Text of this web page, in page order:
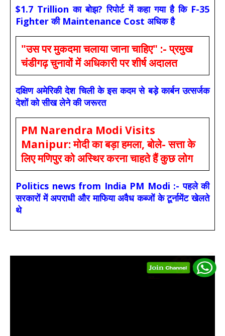
$1.7 Trillion का बोझ? रिपोर्ट में कहा गया है कि F-35
Fighter की Maintenance Cost अधिक है
"उस पर मुकदमा चलाया जाना चाहिए" :- प्रमुख
चंडीगढ़ चुनावों में अधिकारी पर शीर्ष अदालत
दक्षिण अमेरिकी देश चिली के इस कदम से बड़े कार्बन उत्सर्जक
देशों को सीख लेने की जरूरत
PM Narendra Modi Visits
Manipur: मोदी का बड़ा हमला, बोले- सत्ता के
लिए मणिपुर को अस्थिर करना चाहते हैं कुछ लोग
Politics news from India PM Modi :- पहले की
सरकारों में अपराधी और माफिया अवैध कब्जों के टूर्नामेंट खेलते
थे